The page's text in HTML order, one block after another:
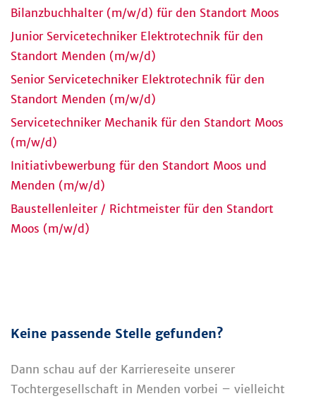
Bilanzbuchhalter (m/w/d) für den Standort Moos
Junior Servicetechniker Elektrotechnik für den
Standort Menden (m/w/d)
Senior Servicetechniker Elektrotechnik für den
Standort Menden (m/w/d)
Servicetechniker Mechanik für den Standort Moos
(m/w/d)
Initiativbewerbung für den Standort Moos und
Menden (m/w/d)
Baustellenleiter / Richtmeister für den Standort
Moos (m/w/d)
Keine passende Stelle gefunden?
Dann schau auf der Karriereseite unserer
Tochtergesellschaft in Menden vorbei – vielleicht